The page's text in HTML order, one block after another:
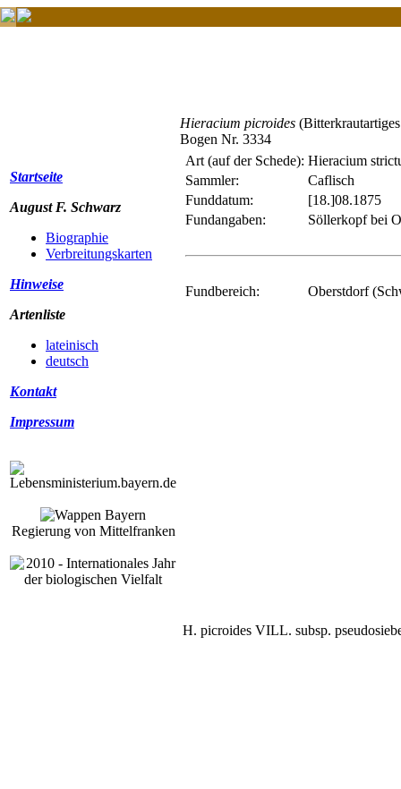
Startseite
August F. Schwarz
Biographie
Verbreitungskarten
Hinweise
Artenliste
lateinisch
deutsch
Kontakt
Impressum
Regierung von Mittelfranken
Hieracium picroides
Bogen Nr. 3334
Art (auf der Schede): Hieracium
Sammler:
Caflisch
Funddatum:
[18.]08.1875
Fundangaben:
Söllerkopf bei
Fundbereich: Oberstdorf
H. picroides VILL. subsp.